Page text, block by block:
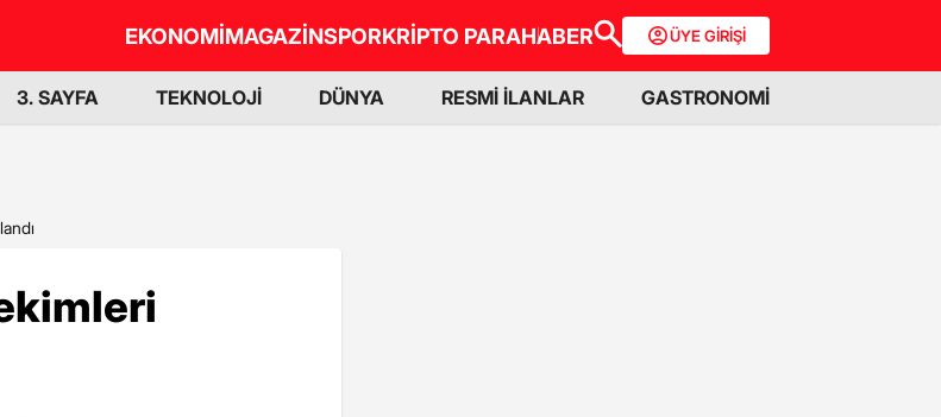
EKONOMİMAGAZİNSPORKRİPTO PARAHABER ÜYE GİRİŞİ
3. SAYFA TEKNOLOJİ DÜNYA RESMİ İLANLAR GASTRONOMİ